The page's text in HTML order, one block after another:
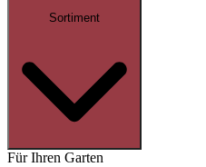
Sortiment
Für Ihren Garten